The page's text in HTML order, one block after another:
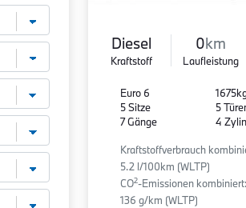
Diesel
Kraftstoff
0km
Laufleistung
Euro 6
5 Sitze
7 Gänge
5
4
Kraftstoffverbrauch
5.2 l/100km (WLTP)
CO2-Emissionen kombiniert:
136 g/km (WLTP)